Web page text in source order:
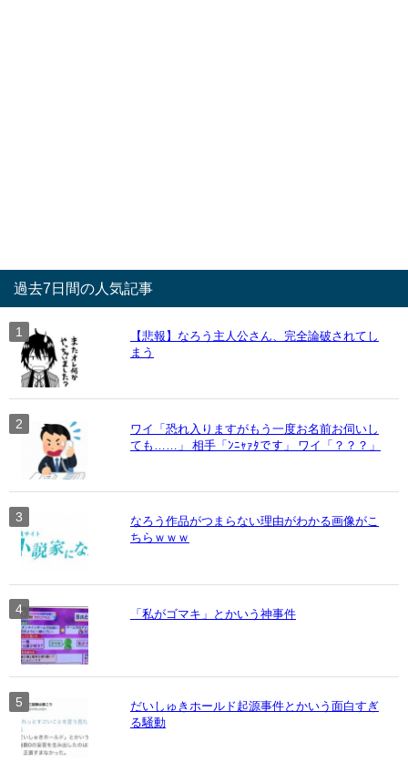
過去7日間の人気記事
【悲報】なろう主人公さん、完全論破されてし
まう
ワイ「恐れ入りますがもう一度お名前お伺いし
ても……」 相手「ﾝﾆｬｧﾀです」 ワイ「？？？」
なろう作品がつまらない理由がわかる画像がこ
ちらｗｗｗ
「私がゴマキ」とかいう神事件
だいしゅきホールド起源事件とかいう面白すぎ
る騒動